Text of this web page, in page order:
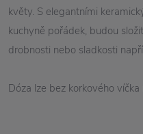
květy. S elegantními
kuchyně pořádek, budou
drobnosti nebo sladkosti
Dóza lze bez korkového